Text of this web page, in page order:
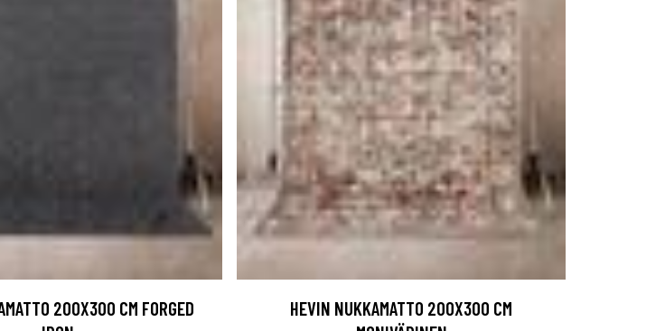
200X300 CM FORGED
HEVIN NUKKAMATTO 200X300 CM